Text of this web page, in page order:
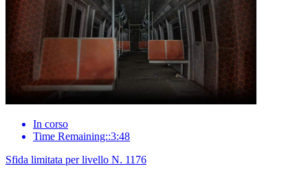
In corso
Time Remaining::3:48
Sfida limitata per livello N. 1176